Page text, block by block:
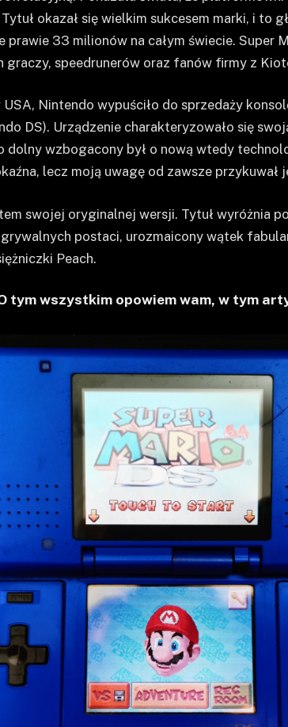
okazał się wielkim sukcesem marki, i to
prawie 33 milionów na całym świecie. Super
graczy, speedrunerów oraz fanów firmy z
Nintendo wypuściło do sprzedaży
DS). Urządzenie charakteryzowało się
dolny wzbogacony był o nową wtedy
lecz moją uwagę od zawsze przykuwał
swojej oryginalnej wersji. Tytuł wyróżnia
postaci, urozmaicony wątek
Peach.
tym wszystkim opowiem wam, w tym